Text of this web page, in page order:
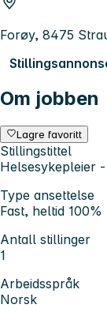
Forøy, 8475
Om jobben
Lagre favoritt
Stillingstittel
Helsesykepleier
Type ansettelse
Fast, heltid 100%
Antall stillinger
1
Arbeidsspråk
Norsk